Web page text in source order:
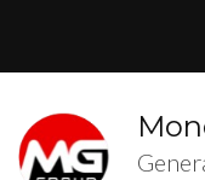
(Press
Enter)